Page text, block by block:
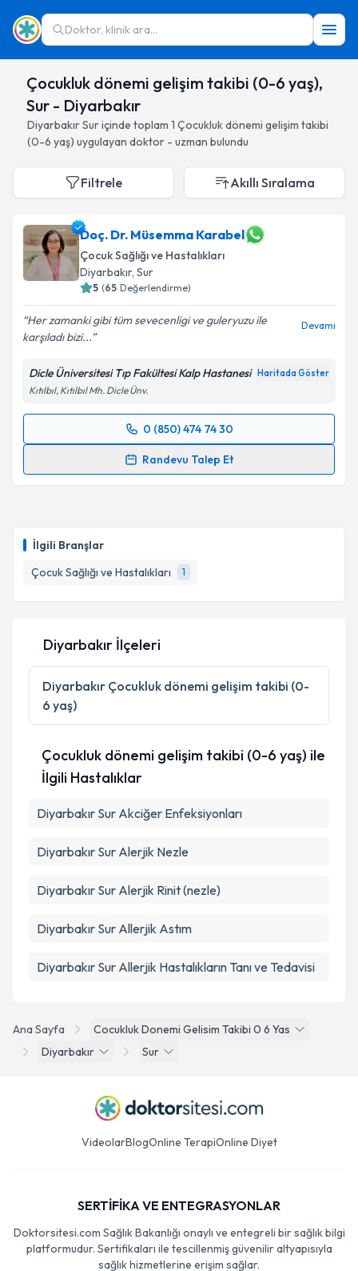
Doktor, klinik ara...
Çocukluk dönemi gelişim takibi (0-6 yaş),
Sur - Diyarbakır
DiyarbakırSuriçinde toplam 1 Çocukluk dönemi gelişim takibi
(0-6 yaş) uygulayan doktor - uzman bulundu
İlgili Branşlar
Çocuk Sağlığı ve Hastalıkları
1
Filtrele Akıllı Sıralama
Doç. Dr. Müsemma Karabel
Çocuk Sağlığı ve Hastalıkları
Diyarbakır, Sur
5 (65 Değerlendirme)
Her zamanki gibi tüm sevecenligi ve guleryuzu ile
karşıladı bizi...
Devamı
Dicle Üniversitesi Tıp Fakültesi Kalp Hastanesi Haritada Göster
Kıtılbıl, Kıtılbıl Mh. Dicle Ünv.
0 (850) 474 74 30
Randevu Talep Et
Randevu Takvimi Talebi
bilgilendireceğiz.
E-posta Adresiniz
Kişisel verilerimin işlenmesine ilişkin
Metni'ni okudum ve kişisel verilerimin belirtilen
kapsamda işlenmesini kabul ediyorum.
Ana Sayfa
Cocukluk Donemi Gelisim Takibi 0 6 Yas
Diyarbakır
Sur
Diyarbakır İlçeleri
Diyarbakır Çocukluk dönemi gelişim takibi (0-
6 yaş)
Çocukluk dönemi gelişim takibi (0-6 yaş) ile
İlgili Hastalıklar
Diyarbakır Sur Akciğer Enfeksiyonları
Diyarbakır Sur Alerjik Nezle
Diyarbakır Sur Alerjik Rinit (nezle)
Diyarbakır Sur Allerjik Astım
Diyarbakır Sur Allerjik Hastalıkların Tanı ve Tedavisi
VideolarBlogOnline TerapiOnline Diyet
SERTİFİKA VE ENTEGRASYONLAR
Doktorsitesi.com Sağlık Bakanlığı onaylı ve entegreli bir sağlık bilgi
platformudur. Sertifikaları ile tescillenmiş güvenilir altyapısıyla
sağlık hizmetlerine erişim sağlar.